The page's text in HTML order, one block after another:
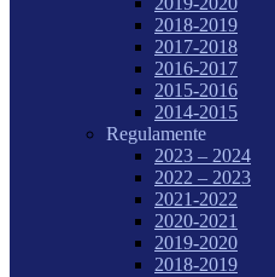
2018-2019
2017-2018
2016-2017
2015-2016
2014-2015
Regulamente
2023 – 2024
2022 – 2023
2021-2022
2020-2021
2019-2020
2018-2019